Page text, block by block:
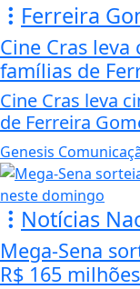
Ferreira
Cine Cras
famílias de
Cine Cras leva
de Ferreira
Genesis
Notícias
Mega-Sena
R$ 165